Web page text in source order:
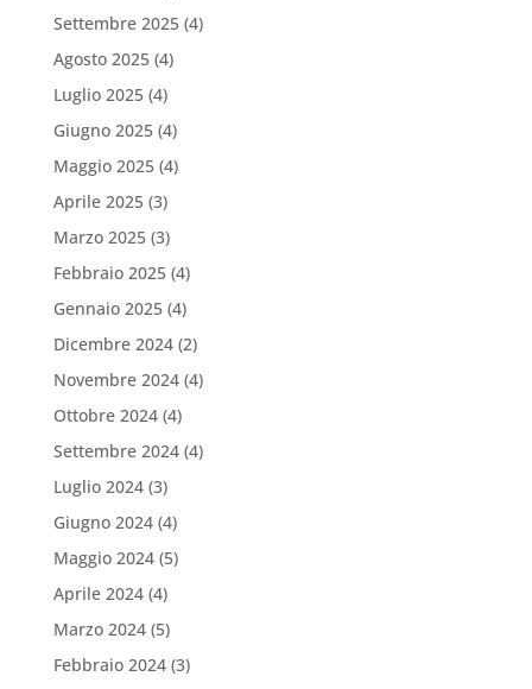
Settembre 2025(4)
Agosto 2025(4)
Luglio 2025(4)
Giugno 2025(4)
Maggio 2025(4)
Aprile 2025(3)
Marzo 2025(3)
Febbraio 2025(4)
Gennaio 2025(4)
Dicembre 2024(2)
Novembre 2024(4)
Ottobre 2024(4)
Settembre 2024(4)
Luglio 2024(3)
Giugno 2024(4)
Maggio 2024(5)
Aprile 2024(4)
Marzo 2024(5)
Febbraio 2024(3)